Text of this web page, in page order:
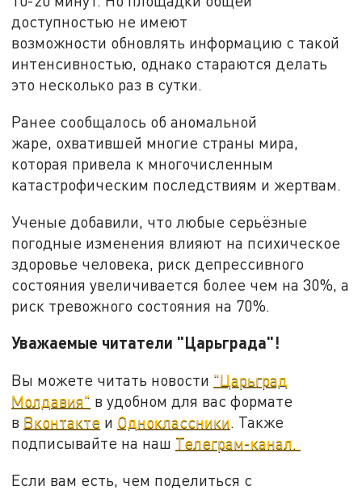
доступностью не имеют
возможности обновлять информацию с такой
интенсивностью, однако стараются делать
это несколько раз в сутки.
Ранее сообщалось об аномальной
жаре, охватившей многие страны мира,
которая привела к многочисленным
катастрофическим последствиям и жертвам.
Ученые добавили, что любые серьёзные
погодные изменения влияют на психическое
здоровье человека, риск депрессивного
состояния увеличивается более чем на 30%, а
риск тревожного состояния на 70%.
Уважаемые читатели "Царьграда"!
Вы можете читать новости "Царьград
Молдавия" в удобном для вас формате
в Вконтакте и Одноклассники. Также
подписывайте на наш Телеграм-канал.
Если вам есть, чем поделиться с